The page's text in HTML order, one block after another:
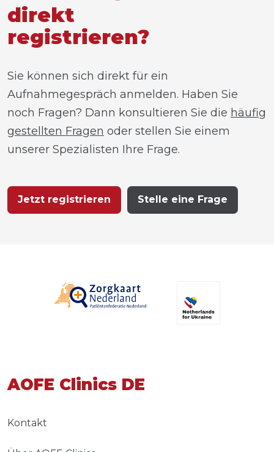
direkt
registrieren?
Sie können sich direkt für ein
Aufnahmegespräch anmelden. Haben Sie
noch Fragen? Dann konsultieren Sie die häufig
gestellten Fragen oder stellen Sie einem
unserer Spezialisten Ihre Frage.
Jetzt registrieren Stelle eine Frage
AOFE Clinics DE
Kontakt